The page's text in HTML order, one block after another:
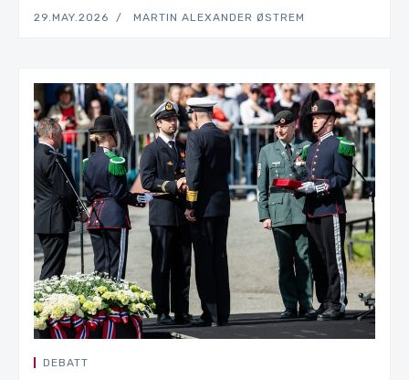
29.MAY.2026 MARTIN ALEXANDER ØSTREM
DEBATT